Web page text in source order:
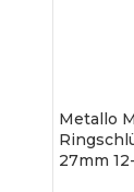
Metallo
27mm